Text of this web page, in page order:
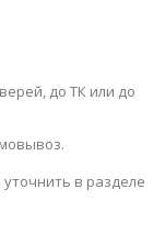
до ТК или до
в разделе